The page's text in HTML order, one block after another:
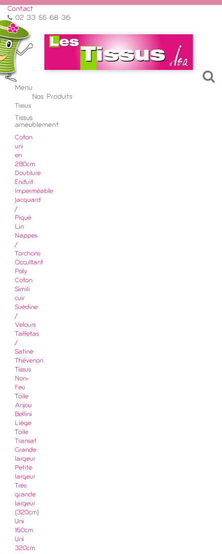
Contact
02 33 55 68 36
Menu
Nos Produits
Tissus
Tissus
ameublement
Coton
uni
en
280cm
Doublure
Enduit
Imperméable
Jacquard
/
Piqué
Lin
Nappes
/
Torchons
Occultant
Poly
Coton
Simili
cuir
Suédine
/
Velours
Taffetas
/
Satiné
Thévenon
Tissus
Non-
Feu
Toile
Anjou
Bellini
Liège
Toile
Transat
Grande
largeur
Petite
largeur
Très
grande
largeur
(320cm)
Uni
160cm
Uni
320cm